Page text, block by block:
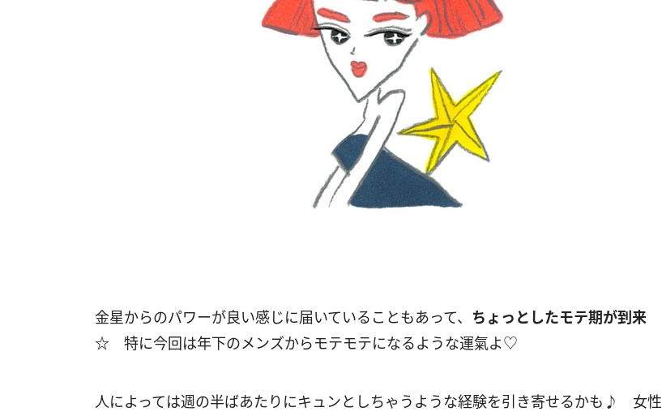
金星からのパワーが良い感じに届いていることもあって、 ちょっとしたモテ期が到来
☆ 特に今回は年下のメンズからモテモテになるような運氣よ♡
人によっては週の半ばあたりにキュンとしちゃうような経験を引き寄せるかも♪ 女性